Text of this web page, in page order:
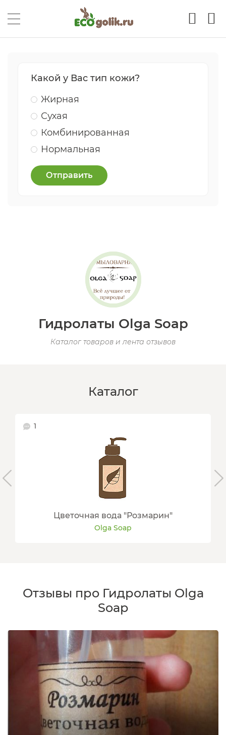
Какой у Вас тип кожи?
Жирная
Сухая
Комбинированная
Нормальная
Отправить
Гидролаты Olga Soap
Каталог товаров и лента отзывов
Каталог
1
Цветочная вода "Розмарин"
Olga Soap
Отзывы про Гидролаты Olga
Soap